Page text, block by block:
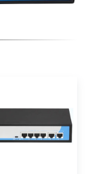
Switch8-Port